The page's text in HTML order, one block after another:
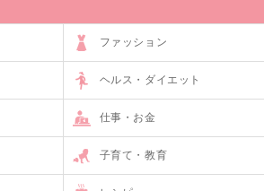
ファッション
ヘルス・ダイエット
仕事・お金
子育て・教育